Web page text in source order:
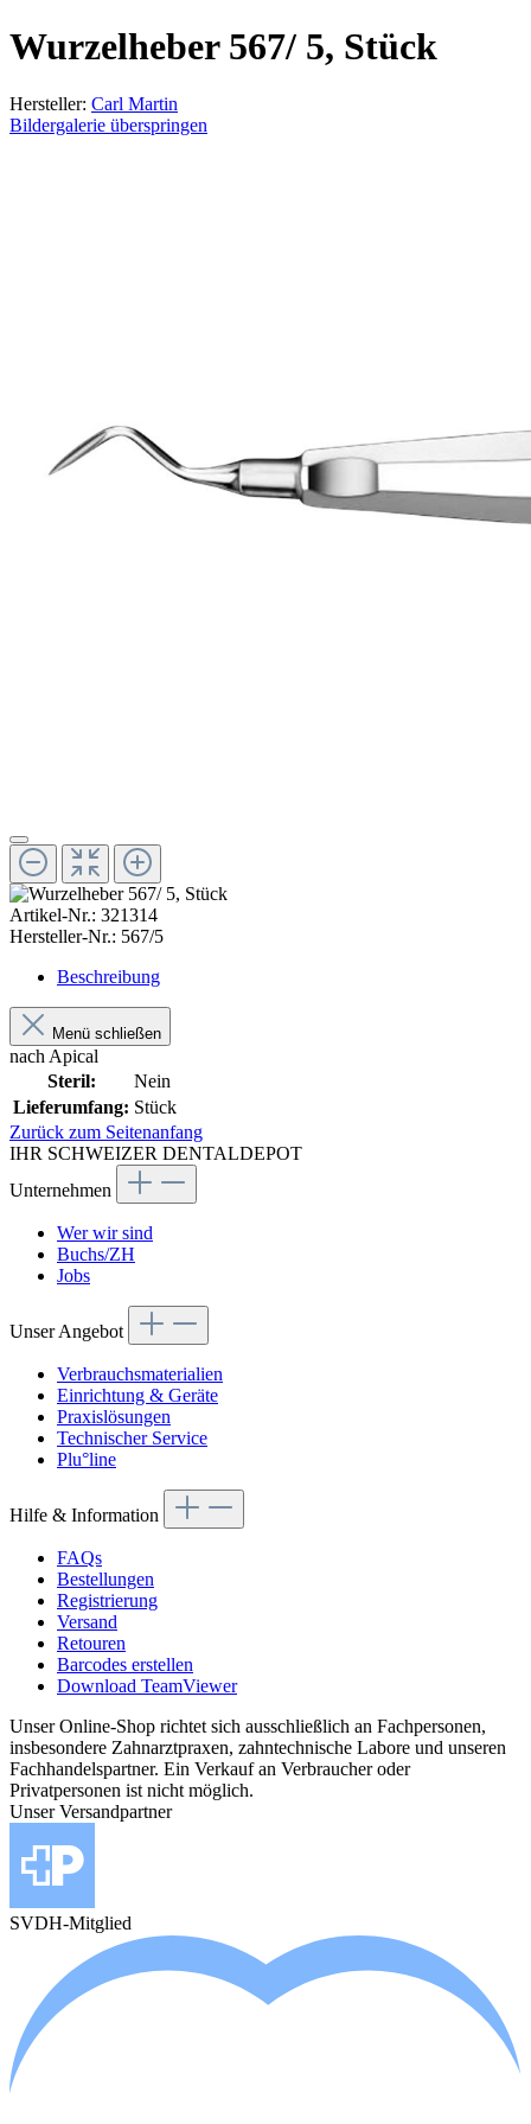
Wurzelheber 567/ 5, Stück
Hersteller: Carl Martin
Bildergalerie überspringen
Artikel-Nr.: 321314
Hersteller-Nr.: 567/5
Beschreibung
Menü schließen
nach Apical
Steril:
Nein
Lieferumfang: Stück
Zurück zum Seitenanfang
IHR SCHWEIZER DENTALDEPOT
Unternehmen
Wer wir sind
Buchs/ZH
Jobs
Unser Angebot
Verbrauchsmaterialien
Einrichtung & Geräte
Praxislösungen
Technischer Service
Plu°line
Hilfe & Information
FAQs
Bestellungen
Registrierung
Versand
Retouren
Barcodes erstellen
Download TeamViewer
Unser Online-Shop richtet sich ausschließlich an Fachpersonen,
insbesondere Zahnarztpraxen, zahntechnische Labore und unseren
Fachhandelspartner. Ein Verkauf an Verbraucher oder
Privatpersonen ist nicht möglich.
Unser Versandpartner
SVDH-Mitglied